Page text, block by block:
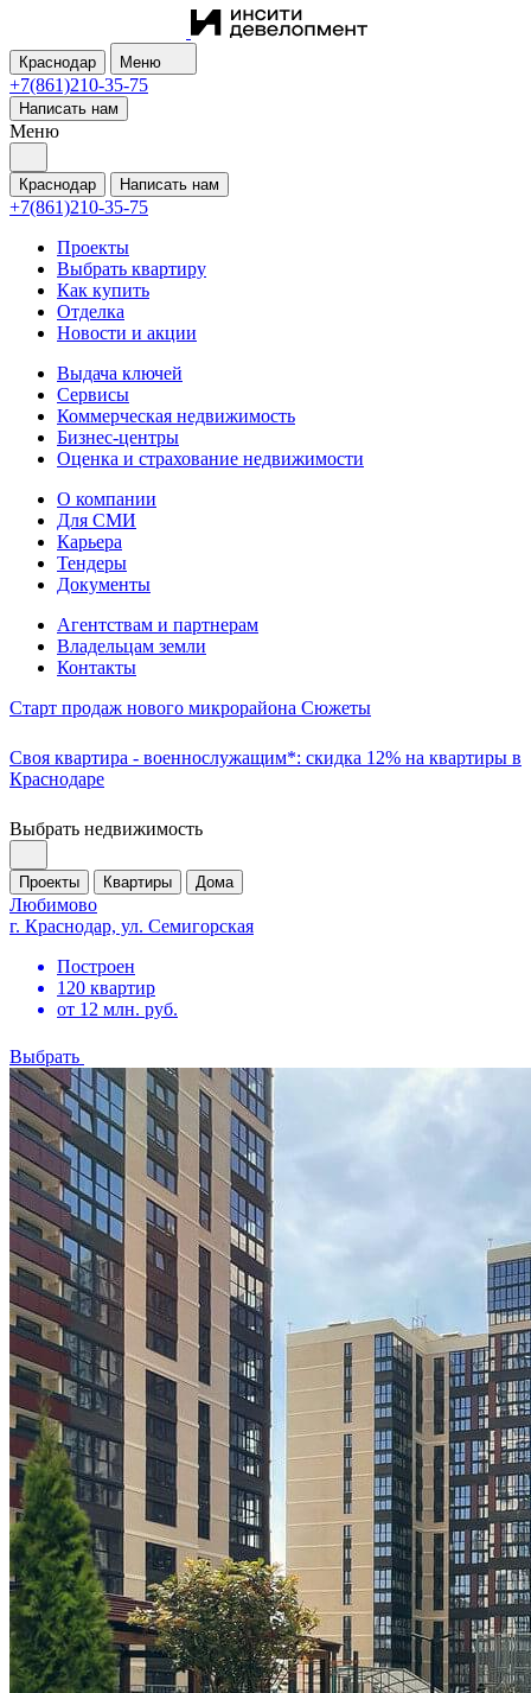
Краснодар Меню
+7(861)210-35-75
Написать нам
Меню
Краснодар Написать нам
+7(861)210-35-75
Проекты
Выбрать квартиру
Как купить
Отделка
Новости и акции
Выдача ключей
Сервисы
Коммерческая недвижимость
Бизнес-центры
Оценка и страхование недвижимости
О компании
Для СМИ
Карьера
Тендеры
Документы
Агентствам и партнерам
Владельцам земли
Контакты
Старт продаж нового микрорайона Сюжеты
Своя квартира - военнослужащим*: скидка 12% на квартиры в
Краснодаре
Выбрать недвижимость
Проекты Квартиры Дома
Любимово
г. Краснодар, ул. Семигорская
Построен
120 квартир
от 12 млн. руб.
Выбрать